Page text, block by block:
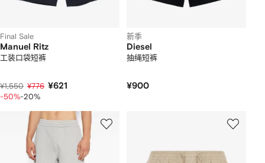
Final Sale
Manuel Ritz
工装口袋短裤
¥1,550 ¥776 ¥621
-50%-20%
新季
Diesel
抽绳短裤
¥900